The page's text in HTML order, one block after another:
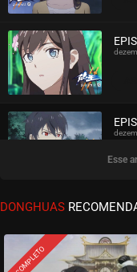
Esse
DONGHUAS
COMPLETO